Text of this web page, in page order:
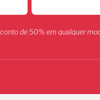
de 50% em qualquer